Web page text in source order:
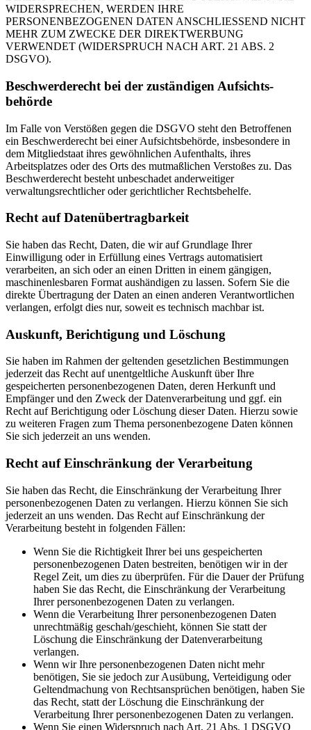
WIDERSPRECHEN, WERDEN IHRE
PERSONENBEZOGENEN DATEN ANSCHLIESSEND NICHT
MEHR ZUM ZWECKE DER DIREKTWERBUNG
VERWENDET (WIDERSPRUCH NACH ART. 21 ABS. 2
DSGVO).
Beschwerde­recht bei der zuständigen Aufsichts­
behörde
Im Falle von Verstößen gegen die DSGVO steht den Betroffenen
ein Beschwerderecht bei einer Aufsichtsbehörde, insbesondere in
dem Mitgliedstaat ihres gewöhnlichen Aufenthalts, ihres
Arbeitsplatzes oder des Orts des mutmaßlichen Verstoßes zu. Das
Beschwerderecht besteht unbeschadet anderweitiger
verwaltungsrechtlicher oder gerichtlicher Rechtsbehelfe.
Recht auf Daten­übertrag­barkeit
Sie haben das Recht, Daten, die wir auf Grundlage Ihrer
Einwilligung oder in Erfüllung eines Vertrags automatisiert
verarbeiten, an sich oder an einen Dritten in einem gängigen,
maschinenlesbaren Format aushändigen zu lassen. Sofern Sie die
direkte Übertragung der Daten an einen anderen Verantwortlichen
verlangen, erfolgt dies nur, soweit es technisch machbar ist.
Auskunft, Berichtigung und Löschung
Sie haben im Rahmen der geltenden gesetzlichen Bestimmungen
jederzeit das Recht auf unentgeltliche Auskunft über Ihre
gespeicherten personenbezogenen Daten, deren Herkunft und
Empfänger und den Zweck der Datenverarbeitung und ggf. ein
Recht auf Berichtigung oder Löschung dieser Daten. Hierzu sowie
zu weiteren Fragen zum Thema personenbezogene Daten können
Sie sich jederzeit an uns wenden.
Recht auf Einschränkung der Verarbeitung
Sie haben das Recht, die Einschränkung der Verarbeitung Ihrer
personenbezogenen Daten zu verlangen. Hierzu können Sie sich
jederzeit an uns wenden. Das Recht auf Einschränkung der
Verarbeitung besteht in folgenden Fällen:
Wenn Sie die Richtigkeit Ihrer bei uns gespeicherten
personenbezogenen Daten bestreiten, benötigen wir in der
Regel Zeit, um dies zu überprüfen. Für die Dauer der Prüfung
haben Sie das Recht, die Einschränkung der Verarbeitung
Ihrer personenbezogenen Daten zu verlangen.
Wenn die Verarbeitung Ihrer personenbezogenen Daten
unrechtmäßig geschah/geschieht, können Sie statt der
Löschung die Einschränkung der Datenverarbeitung
verlangen.
Wenn wir Ihre personenbezogenen Daten nicht mehr
benötigen, Sie sie jedoch zur Ausübung, Verteidigung oder
Geltendmachung von Rechtsansprüchen benötigen, haben Sie
das Recht, statt der Löschung die Einschränkung der
Verarbeitung Ihrer personenbezogenen Daten zu verlangen.
Wenn Sie einen Widerspruch nach Art. 21 Abs. 1 DSGVO